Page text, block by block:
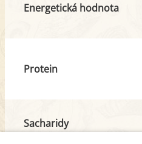
Energetická hodnota
Protein
Sacharidy
z toho cukr